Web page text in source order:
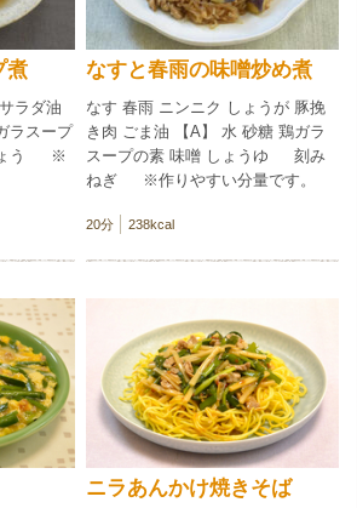
ウイスキー・ブランデー 焼酎
煮
ラダ油
ラスープ
ょう ※
なすと春雨の味噌炒め煮
なす 春雨 ニンニク しょうが 豚挽
き肉 ごま油 【A】 水 砂糖 鶏ガラ
スープの素 味噌 しょうゆ 刻み
ねぎ ※作りやすい分量です。
20分 238kcal
ニラあんかけ焼きそば